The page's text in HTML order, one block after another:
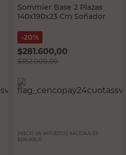
Sommier Base 2 Plazas
140x190x23 Cm Soñador
20%
$281.600,00
$352.000,00
PRECIO SIN IMPUESTOS NACIONALES:
$290.909,10